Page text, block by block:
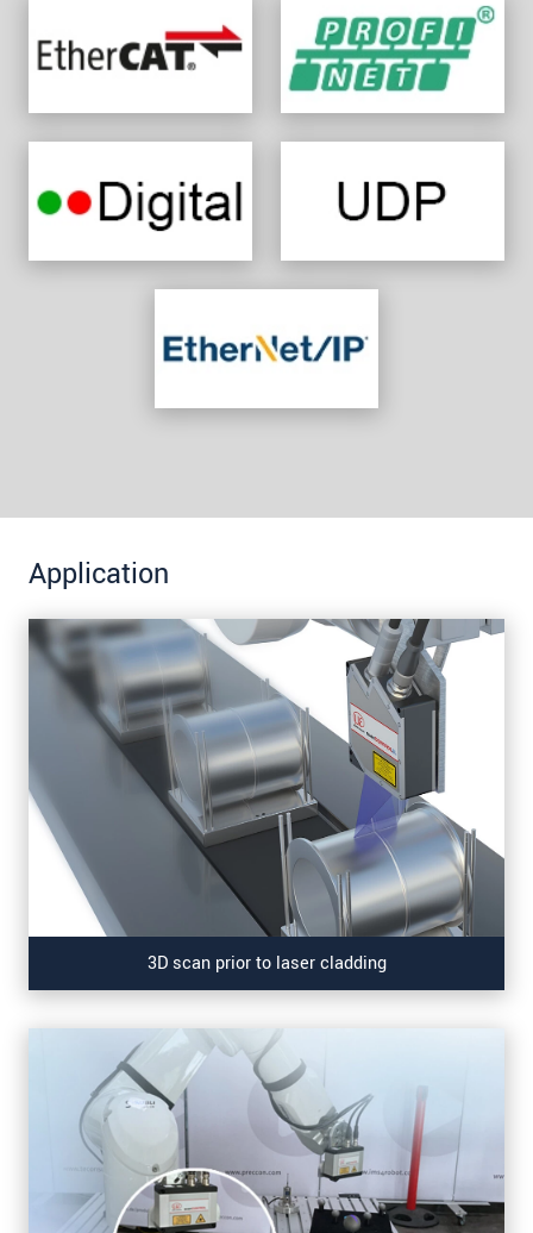
Application
3D scan prior to laser cladding